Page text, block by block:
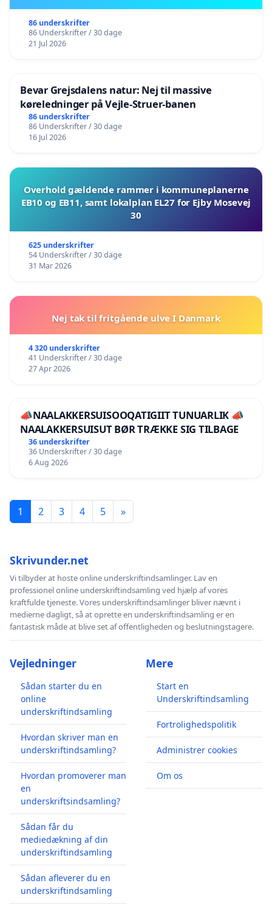
86 underskrifter
86 Underskrifter / 30 dage
21 Jul 2026
Bevar Grejsdalens natur: Nej til massive
køreledninger på Vejle-Struer-banen
86 underskrifter
86 Underskrifter / 30 dage
16 Jul 2026
Overhold gældende rammer i kommuneplanerne
EB10 og EB11, samt lokalplan EL27 for Ejby Mosevej
30
625 underskrifter
54 Underskrifter / 30 dage
31 Mar 2026
Nej tak til fritgående ulve I Danmark
4 320 underskrifter
41 Underskrifter / 30 dage
27 Apr 2026
📣NAALAKKERSUISOOQATIGIIT TUNUARLIK 📣
NAALAKKERSUISUT BØR TRÆKKE SIG TILBAGE
36 underskrifter
36 Underskrifter / 30 dage
6 Aug 2026
1 2 3 4 5 »
Skrivunder.net
Vi tilbyder at hoste online underskriftindsamlinger. Lav en
professionel online underskriftindsamling ved hjælp af vores
kraftfulde tjeneste. Vores underskriftindsamlinger bliver nævnt i
medierne dagligt, så at oprette en underskriftindsamling er en
fantastisk måde at blive set af offentligheden og beslutningstagere.
Vejledninger
Sådan starter du en
online
underskriftindsamling
Hvordan skriver man en
underskriftindsamling?
Hvordan promoverer man
en
underskriftsindsamling?
Sådan får du
mediedækning af din
underskriftindsamling
Sådan afleverer du en
underskriftindsamling
Mere
Start en
Underskriftindsamling
Fortrolighedspolitik
Administrer cookies
Om os